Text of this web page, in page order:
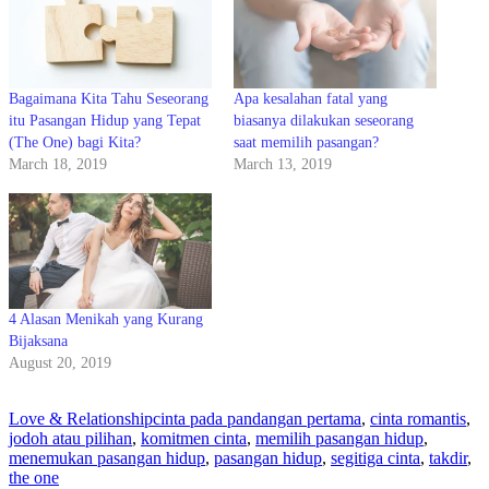
Bagaimana Kita Tahu Seseorang
itu Pasangan Hidup yang Tepat
(The One) bagi Kita?
March 18, 2019
Apa kesalahan fatal yang
biasanya dilakukan seseorang
saat memilih pasangan?
March 13, 2019
4 Alasan Menikah yang Kurang
Bijaksana
August 20, 2019
Love & Relationshipcinta pada pandangan pertama, cinta romantis,
jodoh atau pilihan, komitmen cinta, memilih pasangan hidup,
menemukan pasangan hidup, pasangan hidup, segitiga cinta, takdir,
the one